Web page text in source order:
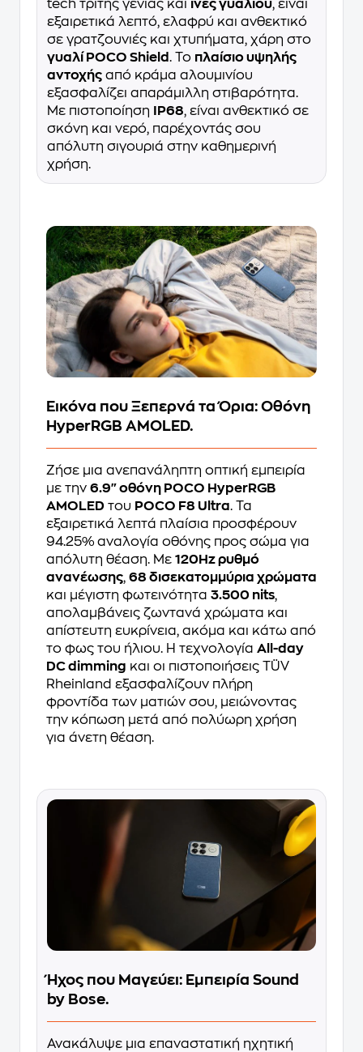
tech τρίτης γενιάς και ίνες γυαλιού, είναι
εξαιρετικά λεπτό, ελαφρύ και ανθεκτικό
σε γρατζουνιές και χτυπήματα, χάρη στο
γυαλί POCO Shield. Το πλαίσιο υψηλής
αντοχής από κράμα αλουμινίου
εξασφαλίζει απαράμιλλη στιβαρότητα.
Με πιστοποίηση IP68, είναι ανθεκτικό σε
σκόνη και νερό, παρέχοντάς σου
απόλυτη σιγουριά στην καθημερινή
χρήση.
Εικόνα που Ξεπερνά τα Όρια: Οθόνη
HyperRGB AMOLED.
Ζήσε μια ανεπανάληπτη οπτική εμπειρία
με την 6.9" οθόνη POCO HyperRGB
AMOLED του POCO F8 Ultra. Τα
εξαιρετικά λεπτά πλαίσια προσφέρουν
94.25% αναλογία οθόνης προς σώμα για
απόλυτη θέαση. Με 120Hz ρυθμό
ανανέωσης, 68 δισεκατομμύρια χρώματα
και μέγιστη φωτεινότητα 3.500 nits,
απολαμβάνεις ζωντανά χρώματα και
απίστευτη ευκρίνεια, ακόμα και κάτω από
το φως του ήλιου. Η τεχνολογία All-day
DC dimming και οι πιστοποιήσεις TÜV
Rheinland εξασφαλίζουν πλήρη
φροντίδα των ματιών σου, μειώνοντας
την κόπωση μετά από πολύωρη χρήση
για άνετη θέαση.
Ήχος που Μαγεύει: Εμπειρία Sound
by Bose.
Ανακάλυψε μια επαναστατική ηχητική